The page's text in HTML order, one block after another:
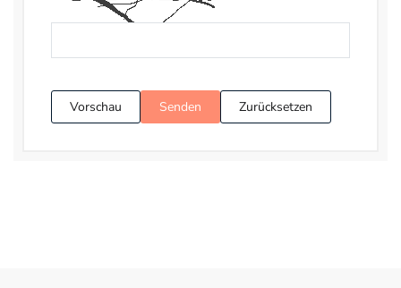
Vorschau Senden Zurücksetzen